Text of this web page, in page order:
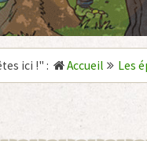
ici !" : Accueil Les